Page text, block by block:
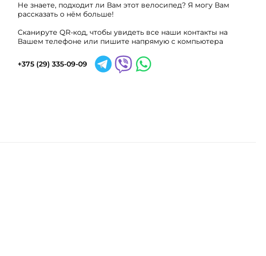
Не знаете, подходит ли Вам этот велосипед? Я могу Вам
рассказать о нём больше!
Сканируте QR-код, чтобы увидеть все наши контакты на
Вашем телефоне или пишите напрямую с компьютера
+375 (29) 335-09-09